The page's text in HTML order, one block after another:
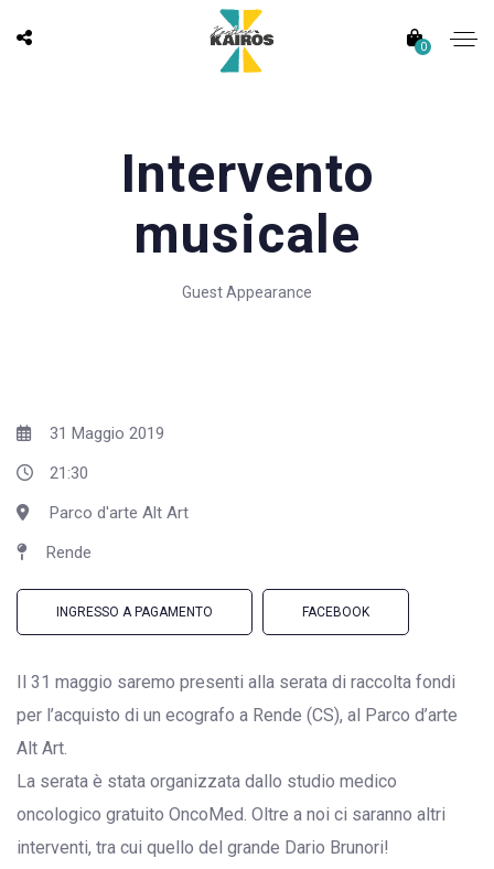
0
Intervento
musicale
Guest Appearance
31 Maggio 2019
21:30
Parco d'arte Alt Art
Rende
INGRESSO A PAGAMENTO FACEBOOK
Il 31 maggio saremo presenti alla serata di raccolta fondi
per l’acquisto di un ecografo a Rende (CS), al Parco d’arte
Alt Art.
La serata è stata organizzata dallo studio medico
oncologico gratuito OncoMed. Oltre a noi ci saranno altri
interventi, tra cui quello del grande Dario Brunori!